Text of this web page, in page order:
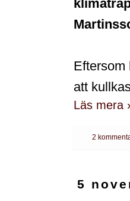
Eftersom
att
Läs mera
2
5